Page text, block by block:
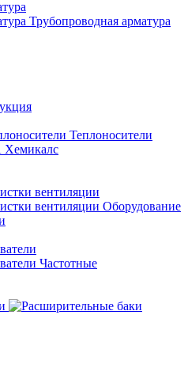
Трубопроводная арматура
Теплоносители
Оборудование
Частотные